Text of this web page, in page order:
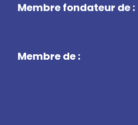
Membre fondateur de :
Membre de :